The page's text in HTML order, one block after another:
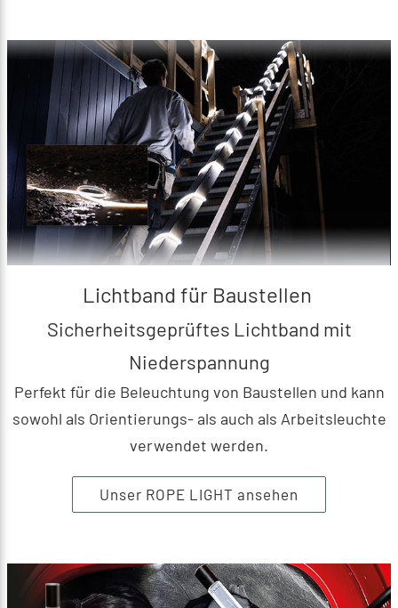
Lichtband für Baustellen
Sicherheitsgeprüftes Lichtband mit
Niederspannung
Perfekt für die Beleuchtung von Baustellen und kann
sowohl als Orientierungs- als auch als Arbeitsleuchte
verwendet werden.
Unser ROPE LIGHT ansehen